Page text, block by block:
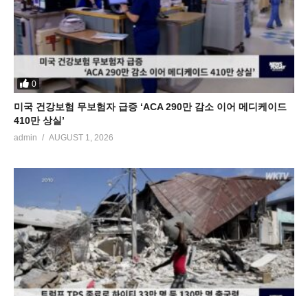
0
미국 건강보험 무보험자 급증 ‘ACA 290만 감소 이어 메디케이드
410만 상실’
admin AUGUST 1, 2026